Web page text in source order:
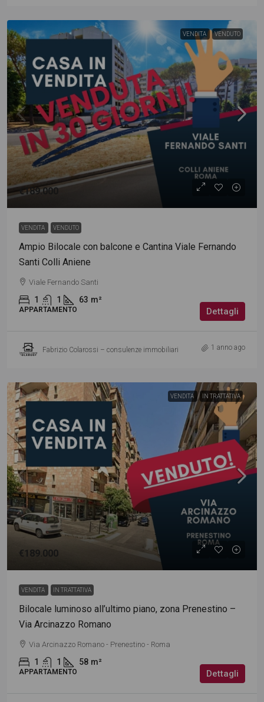
VENDITA VENDUTO
€189.000
VENDITA VENDUTO
Ampio Bilocale con balcone e Cantina Viale Fernando
Santi Colli Aniene
Viale Fernando Santi
1 1 63 m²
APPARTAMENTO Dettagli
Fabrizio Colarossi – consulenze immobiliari 1 anno ago
VENDITA IN TRATTATIVA
€189.000
VENDITA IN TRATTATIVA
Bilocale luminoso all’ultimo piano, zona Prenestino –
Via Arcinazzo Romano
Via Arcinazzo Romano - Prenestino - Roma
1 1 58 m²
APPARTAMENTO Dettagli